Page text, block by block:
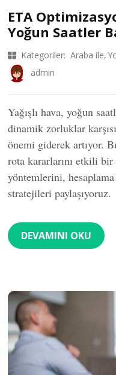
ETA
Yoğun Saatler
Kategoriler: Araba ile
admin
Yağışlı hava, yoğun
dinamik zorluklar
önemi giderek artıyor.
rota kararlarını etkili
yöntemlerini,
stratejileri paylaşıyoruz.
DEVAMINI OKU